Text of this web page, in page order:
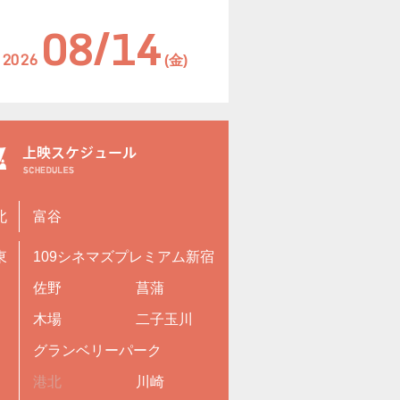
2026 08/14 (金)
富谷
109シネマズプレミアム新宿
佐野 菖蒲
木場 二子玉川
グランベリーパーク
港北 川崎